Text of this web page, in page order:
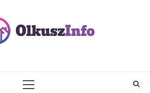
PRIMARY